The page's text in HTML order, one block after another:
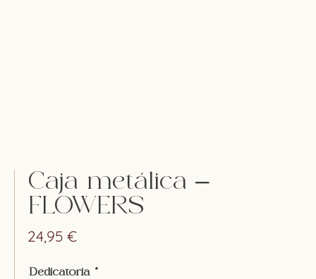
Caja metálica –
FLOWERS
24,95 €
Dedicatoria *